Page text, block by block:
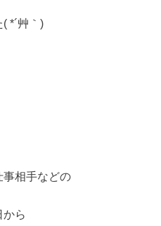
*´艸｀)
事相手などの
から